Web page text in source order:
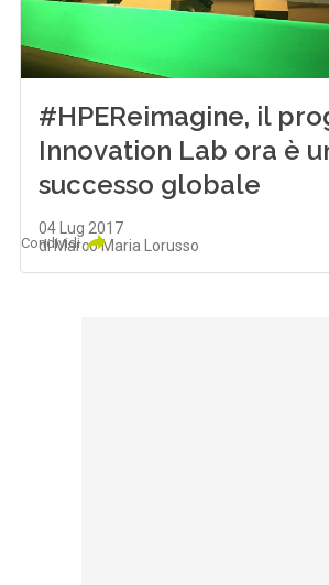
#HPEReimagine, il
Innovation Lab ora è
successo globale
04 Lug 2017
di Marco Maria Lorusso
Condividi